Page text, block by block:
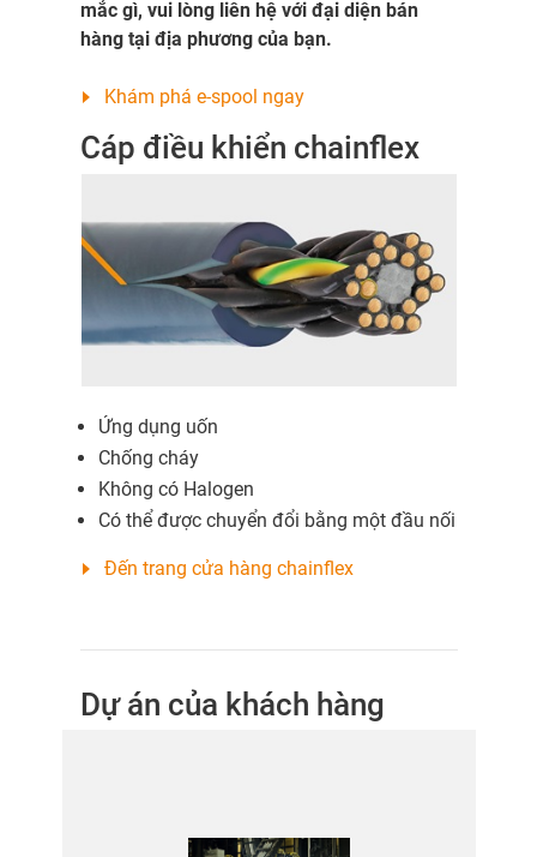
mắc gì, vui lòng liên hệ với đại diện bán
hàng tại địa phương của bạn.
Khám phá e-spool ngay
Cáp điều khiển chainflex
Ứng dụng uốn
Chống cháy
Không có Halogen
Có thể được chuyển đổi bằng một đầu nối
Đến trang cửa hàng chainflex
Dự án của khách hàng